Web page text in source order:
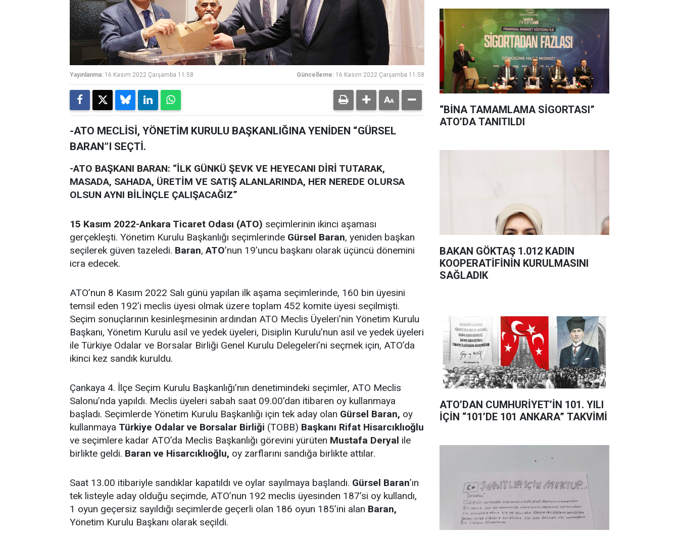
Yayınlanma: 16 Kasım 2022 Çarşamba 11:58 Güncelleme: 16 Kasım 2022 Çarşamba 11:58
-ATO MECLİSİ, YÖNETİM KURULU BAŞKANLIĞINA YENİDEN “GÜRSEL
BARAN”I SEÇTİ.
-ATO BAŞKANI BARAN: “İLK GÜNKÜ ŞEVK VE HEYECANI DİRİ TUTARAK,
MASADA, SAHADA, ÜRETİM VE SATIŞ ALANLARINDA, HER NEREDE OLURSA
OLSUN AYNI BİLİNÇLE ÇALIŞACAĞIZ”
15 Kasım 2022-Ankara Ticaret Odası (ATO) seçimlerinin ikinci aşaması
gerçekleşti. Yönetim Kurulu Başkanlığı seçimlerinde Gürsel Baran, yeniden başkan
seçilerek güven tazeledi. Baran,ATO’nun 19’uncu başkanı olarak üçüncü dönemini
icra edecek.
ATO’nun 8 Kasım 2022 Salı günü yapılan ilk aşama seçimlerinde, 160 bin üyesini
temsil eden 192’i meclis üyesi olmak üzere toplam 452 komite üyesi seçilmişti.
Seçim sonuçlarının kesinleşmesinin ardından ATO Meclis Üyeleri’nin Yönetim Kurulu
Başkanı, Yönetim Kurulu asil ve yedek üyeleri, Disiplin Kurulu’nun asil ve yedek üyeleri
ile Türkiye Odalar ve Borsalar Birliği Genel Kurulu Delegeleri’ni seçmek için, ATO’da
ikinci kez sandık kuruldu.
Çankaya 4. İlçe Seçim Kurulu Başkanlığı’nın denetimindeki seçimler, ATO Meclis
Salonu’nda yapıldı. Meclis üyeleri sabah saat 09.00’dan itibaren oy kullanmaya
başladı. Seçimlerde Yönetim Kurulu Başkanlığı için tek aday olan Gürsel Baran, oy
kullanmaya Türkiye Odalar ve Borsalar Birliği (TOBB) Başkanı Rifat Hisarcıklıoğlu
ve seçimlere kadar ATO’da Meclis Başkanlığı görevini yürüten Mustafa Deryal ile
birlikte geldi. Baran ve Hisarcıklıoğlu, oy zarflarını sandığa birlikte attılar.
Saat 13.00 itibariyle sandıklar kapatıldı ve oylar sayılmaya başlandı. Gürsel Baran’ın
tek listeyle aday olduğu seçimde, ATO’nun 192 meclis üyesinden 187’si oy kullandı,
1 oyun geçersiz sayıldığı seçimlerde geçerli olan 186 oyun 185’ini alan Baran,
Yönetim Kurulu Başkanı olarak seçildi.
“BİNA TAMAMLAMA SİGORTASI”
ATO’DA TANITILDI
BAKAN GÖKTAŞ 1.012 KADIN
KOOPERATİFİNİN KURULMASINI
SAĞLADIK
ATO’DAN CUMHURİYET’İN 101. YILI
İÇİN “101’DE 101 ANKARA” TAKVİMİ